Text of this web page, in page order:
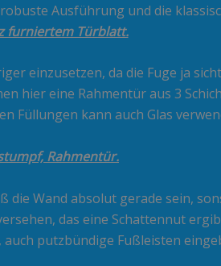
Ausführung und die
furniertem Türblatt.
einzusetzen, da die Fuge ja
hier eine Rahmentür aus 3
Füllungen kann auch Glas
Rahmentür.
Wand absolut gerade sein,
das eine Schattennut
putzbündige Fußleisten